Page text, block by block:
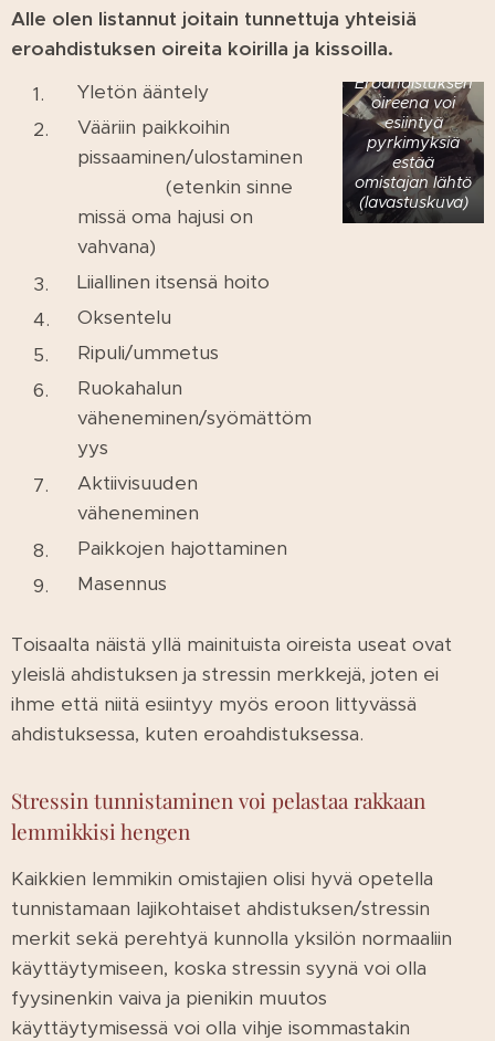
Alle olen listannut joitain tunnettuja yhteisiä
eroahdistuksen oireita koirilla ja kissoilla.
Eroahdistuksen
oireena voi
esiintyä
pyrkimyksiä
estää
omistajan lähtö
(lavastuskuva)
Yletön ääntely
Vääriin paikkoihin
pissaaminen/ulostaminen
(etenkin sinne
missä oma hajusi on
vahvana)
Liiallinen itsensä hoito
Oksentelu
Ripuli/ummetus
Ruokahalun
väheneminen/syömättöm
yys
Aktiivisuuden
väheneminen
Paikkojen hajottaminen
Masennus
Toisaalta näistä yllä mainituista oireista useat ovat
yleislä ahdistuksen ja stressin merkkejä, joten ei
ihme että niitä esiintyy myös eroon littyvässä
ahdistuksessa, kuten eroahdistuksessa.
Stressin tunnistaminen voi pelastaa rakkaan
lemmikkisi hengen
Kaikkien lemmikin omistajien olisi hyvä opetella
tunnistamaan lajikohtaiset ahdistuksen/stressin
merkit sekä perehtyä kunnolla yksilön normaaliin
käyttäytymiseen, koska stressin syynä voi olla
fyysinenkin vaiva ja pienikin muutos
käyttäytymisessä voi olla vihje isommastakin